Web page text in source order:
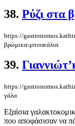
38. Ρύζι στα
https://
βρώμικα-μπουκάλια
39.
https://
γάλα
Εξαίσια
που αποφάσισαν να